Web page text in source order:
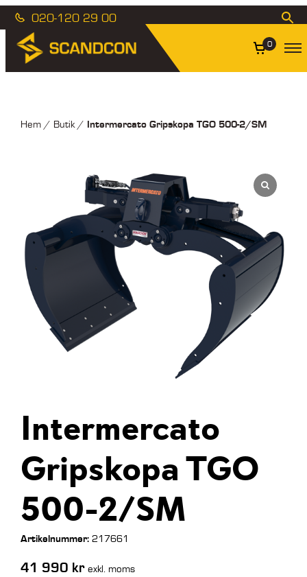
020-120 29 00
0
Hem/ Butik/ Intermercato Gripskopa TGO 500-2/SM
Intermercato
Gripskopa TGO
500-2/SM
Artikelnummer:217661
41 990 kr exkl. moms